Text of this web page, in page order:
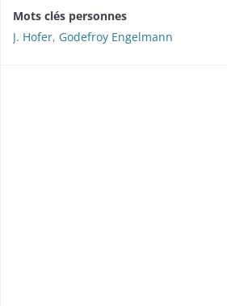
Mots clés personnes
J. Hofer, Godefroy Engelmann